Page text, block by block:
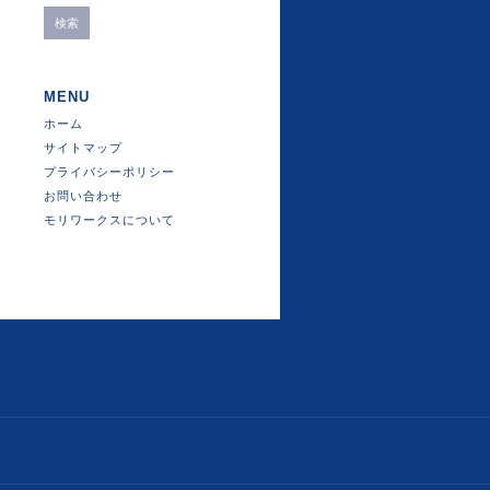
MENU
ホーム
サイトマップ
プライバシーポリシー
お問い合わせ
モリワークスについて